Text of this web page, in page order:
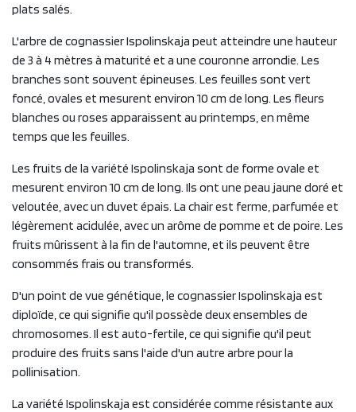
plats salés.
L'arbre de cognassier Ispolinskaja peut atteindre une hauteur
de 3 à 4 mètres à maturité et a une couronne arrondie. Les
branches sont souvent épineuses. Les feuilles sont vert
foncé, ovales et mesurent environ 10 cm de long. Les fleurs
blanches ou roses apparaissent au printemps, en même
temps que les feuilles.
Les fruits de la variété Ispolinskaja sont de forme ovale et
mesurent environ 10 cm de long. Ils ont une peau jaune doré et
veloutée, avec un duvet épais. La chair est ferme, parfumée et
légèrement acidulée, avec un arôme de pomme et de poire. Les
fruits mûrissent à la fin de l'automne, et ils peuvent être
consommés frais ou transformés.
D'un point de vue génétique, le cognassier Ispolinskaja est
diploïde, ce qui signifie qu'il possède deux ensembles de
chromosomes. Il est auto-fertile, ce qui signifie qu'il peut
produire des fruits sans l'aide d'un autre arbre pour la
pollinisation.
La variété Ispolinskaja est considérée comme résistante aux